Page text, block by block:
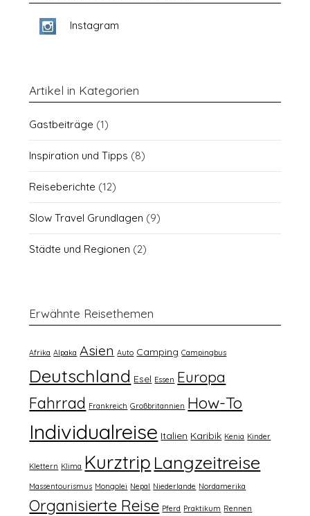
Instagram
Artikel in Kategorien
Gastbeiträge (1)
Inspiration und Tipps (8)
Reiseberichte (12)
Slow Travel Grundlagen (9)
Städte und Regionen (2)
Erwähnte Reisethemen
Afrika Alpaka Asien Auto Camping Campingbus
Deutschland Esel Essen Europa
Fahrrad Frankreich Großbritannien How-To
Individualreise Italien Karibik Kenia Kinder
Klettern Klima Kurztrip Langzeitreise
Massentourismus Mongolei Nepal Niederlande Nordamerika
Organisierte Reise Pferd Praktikum Rennen